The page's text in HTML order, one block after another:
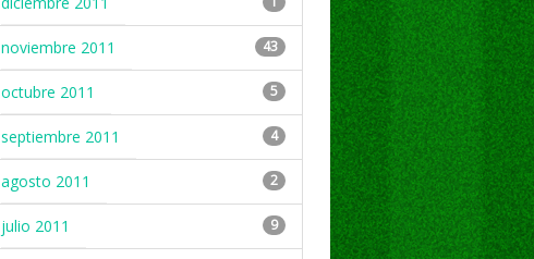
noviembre 2011 43
octubre 2011 5
septiembre 2011 4
agosto 2011 2
julio 2011 9